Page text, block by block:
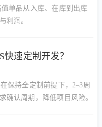
单品从入库、在库到出库
利润。
速定制开发？
保持全定制前提下，2–3周
确认周期，降低项目风险。